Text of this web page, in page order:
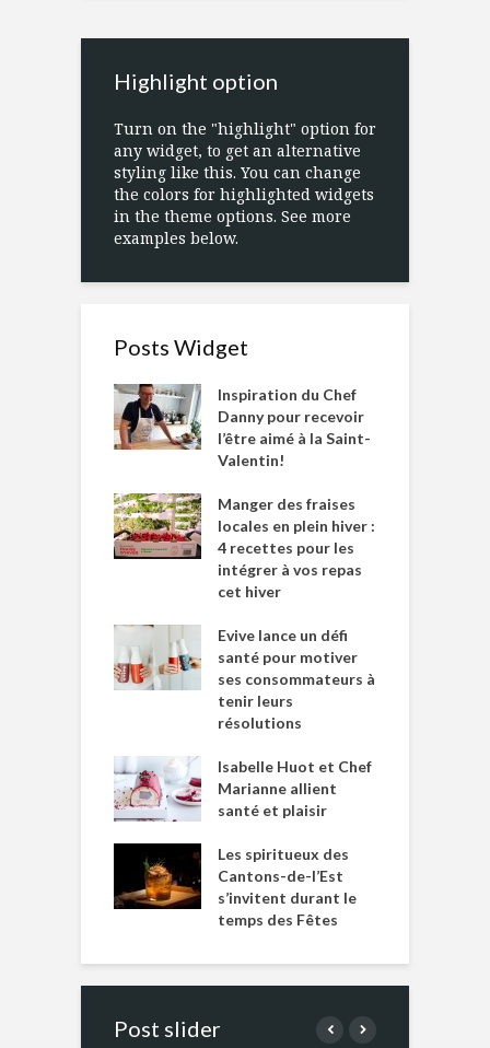
Highlight option
Turn on the "highlight" option for
any widget, to get an alternative
styling like this. You can change
the colors for highlighted widgets
in the theme options. See more
examples below.
Posts Widget
Inspiration du Chef
Danny pour recevoir
l’être aimé à la Saint-
Valentin!
Manger des fraises
locales en plein hiver :
4 recettes pour les
intégrer à vos repas
cet hiver
Evive lance un défi
santé pour motiver
ses consommateurs à
tenir leurs
résolutions
Isabelle Huot et Chef
Marianne allient
santé et plaisir
Les spiritueux des
Cantons-de-l’Est
s’invitent durant le
temps des Fêtes
Post slider